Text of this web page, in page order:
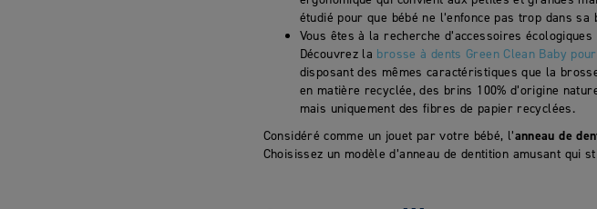
étudié pour que bébé ne l’enfonce pas trop dans
Vous êtes à la recherche d’accessoires
Découvrez la brosse à dents Green Clean Baby
disposant des mêmes caractéristiques que la
en matière recyclée, des brins 100% d’origine
mais uniquement des fibres de papier recyclées.
Considéré comme un jouet par votre bébé, l’anneau de
Choisissez un modèle d’anneau de dentition amusant qui